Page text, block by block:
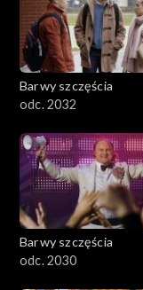
Barwy szczęścia
odc. 2032
Barwy szczęścia
odc. 2030